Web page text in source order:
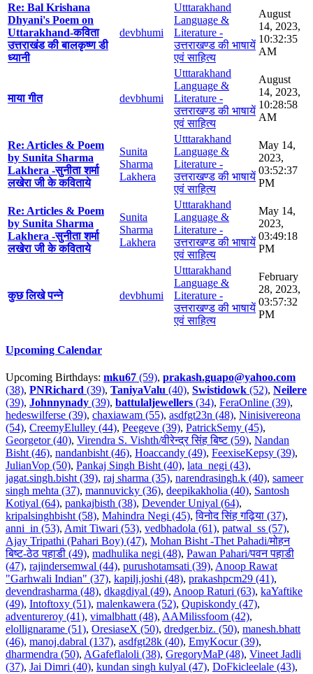
Re: Bal Krishana
Dhyani's Poem on
Uttarakhand-कविता
उत्तराखंड की बालकृष्ण डी
ध्यानी
devbhumi
Utttarakhand
Language &
Literature -
उत्तराखण्ड की भाषायें
एवं साहित्य
August
14, 2023,
10:32:35
AM
माया गीत devbhumi
Utttarakhand
Language &
Literature -
उत्तराखण्ड की भाषायें
एवं साहित्य
August
14, 2023,
10:28:58
AM
Re: Articles & Poem
by Sunita Sharma
Lakhera -सुनीता शर्मा
लखेरा जी के कविताये
Sunita
Sharma
Lakhera
Utttarakhand
Language &
Literature -
उत्तराखण्ड की भाषायें
एवं साहित्य
May 14,
2023,
03:52:37
PM
Re: Articles & Poem
by Sunita Sharma
Lakhera -सुनीता शर्मा
लखेरा जी के कविताये
Sunita
Sharma
Lakhera
Utttarakhand
Language &
Literature -
उत्तराखण्ड की भाषायें
एवं साहित्य
May 14,
2023,
03:49:18
PM
कुछ लिखे पन्ने devbhumi
Utttarakhand
Language &
Literature -
उत्तराखण्ड की भाषायें
एवं साहित्य
February
28, 2023,
03:57:32
PM
Upcoming Calendar
Upcoming Birthdays: mku67 (59), prakash.guapo@yahoo.com
(38), PNRichard (39), TaniyaValu (40), Swistidowk (52), Neilere
(39), Johnnynady (39), battulaljewellers (34), FeraOnline (39),
hedeswilferse (39), chaxiawam (55), asdfgt23n (48), Ninisivereona
(54), CreemyElulley (44), Peegeve (39), PatrickSemy (45),
Georgetor (40), Virendra S. Vishth/वीरेन्द्र सिंह बिष्ट (59), Nandan
Bisht (46), nandanbisht (46), Hoaccandy (49), FeexiseKepsy (39),
JulianVop (50), Pankaj Singh Bisht (40), lata_negi (43),
jagat.singh.bisht (39), raj sharma (35), narendrasingh.k (40), sameer
singh mehta (37), mannuvicky (36), deepikakholia (40), Santosh
Kotiyal (64), pankajbisth (38), Devender Uniyal (64),
kripalsinghbisht (58), Mahindra Negi (45),विनोद सिंह गढ़िया (37),
anni_in (53), Amit Tiwari (53), vedbhadola (61), patwal_ss (57),
Ajay Tripathi (Pahari Boy) (47), Mohan Bisht -Thet Pahadi/मोहन
बिष्ट-ठेठ पहाडी (49), madhulika negi (48), Pawan Pahari/पवन पहाडी
(47), rajindersemwal (44), purushotamsati (39), Anoop Rawat
"Garhwali Indian" (37), kapilj.joshi (48), prakashpcm29 (41),
devendrasharma (48), dkagdiyal (49), Anoop Raturi (63), kaYaftike
(49), Intoftoxy (51), malenkawera (52), Qupiskondy (47),
adventureroy (41), vimalbhatt (48), AAMilissfoom (42),
elollignarame (51), OresiaseX (50), dredger.biz. (50), manesh.bhatt
(46), manoj.dabral (137), asdfgt28k (40), EmyKocur (39),
dharmendra (50), AGafeflaloli (38), GregoryMaP (48), Vineet Jadli
(37), Jai Dimri (40), kundan singh kulyal (47), DoFkicleelale (43),